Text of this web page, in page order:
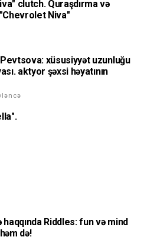
clutch. Quraşdırma və
Niva"
xüsusiyyət uzunluğu
aktyor şəxsi həyatının
Riddles: fun və mind
də!